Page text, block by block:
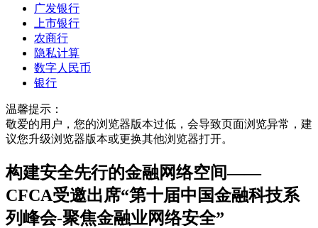
广发银行
上市银行
农商行
隐私计算
数字人民币
银行
温馨提示：
敬爱的用户，您的浏览器版本过低，会导致页面浏览异常，建
议您升级浏览器版本或更换其他浏览器打开。
构建安全先行的金融网络空间——
CFCA受邀出席“第十届中国金融科技系
列峰会-聚焦金融业网络安全”